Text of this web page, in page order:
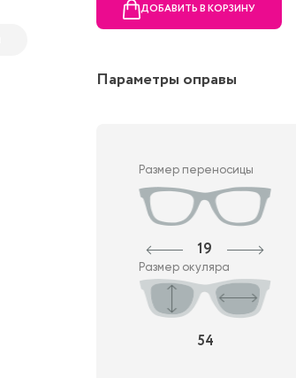
ДОБАВИТЬ В КОРЗИНУ
Параметры оправы
Размер переносицы
19
Размер окуляра
54